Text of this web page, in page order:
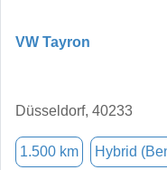
VW Tayron
Düsseldorf, 40233
1.500 km Hybrid